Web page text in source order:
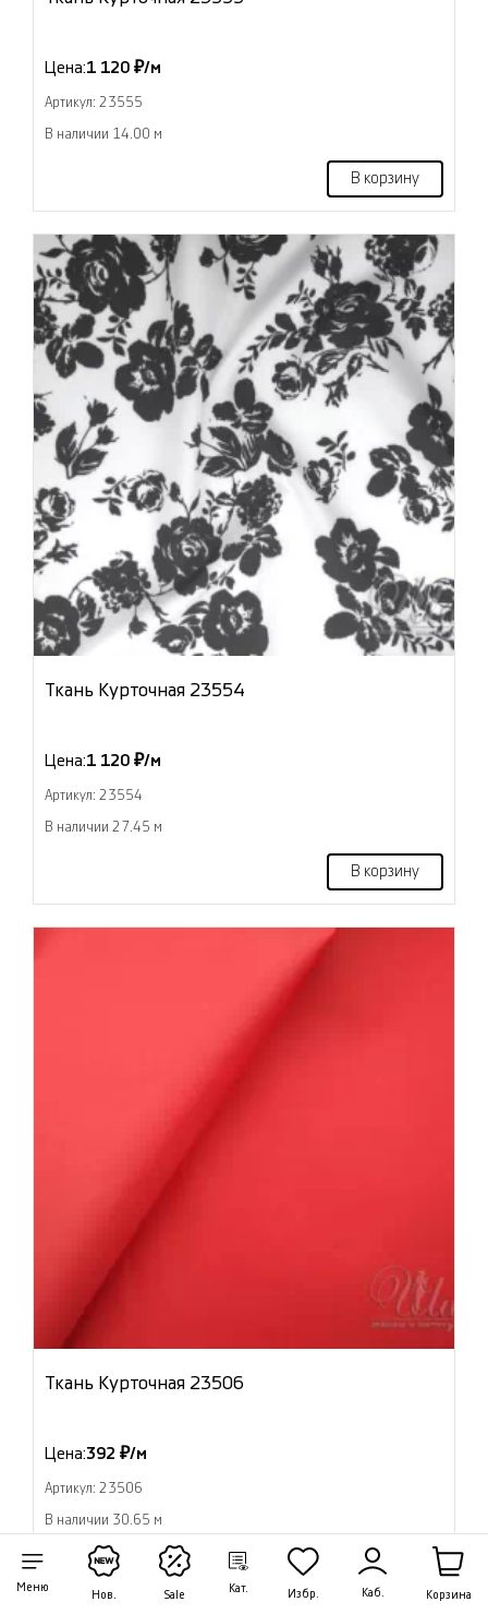
Меню
Нов. Sale
Кат. Избр. Каб. Корзина
Цена:1 120 ₽/м
Артикул: 23555
В наличии 14.00 м
В корзину
Ткань Курточная 23554
Цена:1 120 ₽/м
Артикул: 23554
В наличии 27.45 м
В корзину
Ткань Курточная 23506
Цена:392 ₽/м
Артикул: 23506
В наличии 30.65 м
В корзину